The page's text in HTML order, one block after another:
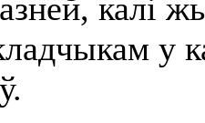
калі
у